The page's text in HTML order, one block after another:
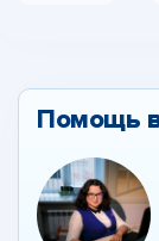
Помощь